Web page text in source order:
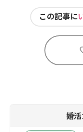
この記事に
婚